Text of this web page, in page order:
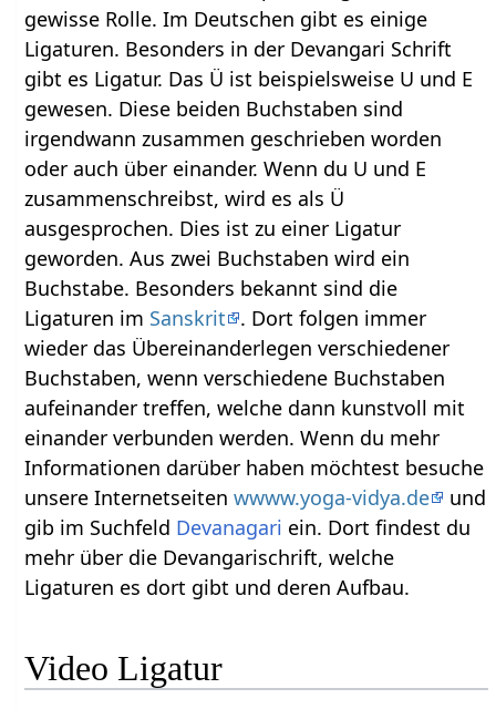
gewisse Rolle. Im Deutschen gibt es einige
Ligaturen. Besonders in der Devangari Schrift
gibt es Ligatur. Das Ü ist beispielsweise U und E
gewesen. Diese beiden Buchstaben sind
irgendwann zusammen geschrieben worden
oder auch über einander. Wenn du U und E
zusammenschreibst, wird es als Ü
ausgesprochen. Dies ist zu einer Ligatur
geworden. Aus zwei Buchstaben wird ein
Buchstabe. Besonders bekannt sind die
Ligaturen im Sanskrit
. Dort folgen immer
wieder das Übereinanderlegen verschiedener
Buchstaben, wenn verschiedene Buchstaben
aufeinander treffen, welche dann kunstvoll mit
einander verbunden werden. Wenn du mehr
Informationen darüber haben möchtest besuche
unsere Internetseitenwwww.yoga-vidya.de
und
gib im Suchfeld Devanagari ein. Dort findest du
mehr über die Devangarischrift, welche
Ligaturen es dort gibt und deren Aufbau.
Video Ligatur